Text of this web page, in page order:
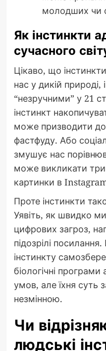
молодших чи
Як інстинкти
сучасного
Цікаво, що
нас у дикій природі,
“незручними” у 21
інстинкт
може призводити до
фастфуду. Або
змушує нас
може викликати
картинки в
Проте інстинкти
Уявіть, як швидко
цифрових загроз,
підозрілі
інстинкту
біологічні
умов, але їхня суть
незмінною.
Чи
людські